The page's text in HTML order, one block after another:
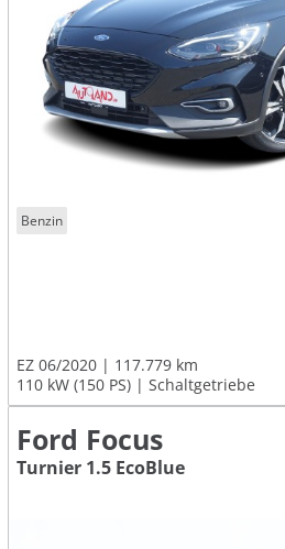
Benzin
EZ 06/2020
117.779 km
110 kW (150 PS)
Schaltgetriebe
Ford Focus
Turnier 1.5 EcoBlue